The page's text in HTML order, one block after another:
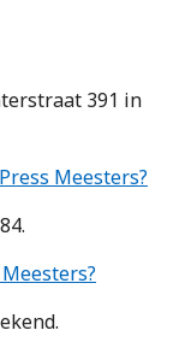
391 in
Meesters?